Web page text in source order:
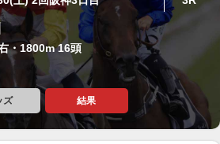
・1800m 16頭
ズ 結果